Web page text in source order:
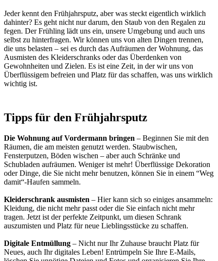
Jeder kennt den Frühjahrsputz, aber was steckt eigentlich wirklich
dahinter? Es geht nicht nur darum, den Staub von den Regalen zu
fegen. Der Frühling lädt uns ein, unsere Umgebung und auch uns
selbst zu hinterfragen. Wir können uns von alten Dingen trennen,
die uns belasten – sei es durch das Aufräumen der Wohnung, das
Ausmisten des Kleiderschranks oder das Überdenken von
Gewohnheiten und Zielen. Es ist eine Zeit, in der wir uns von
Überflüssigem befreien und Platz für das schaffen, was uns wirklich
wichtig ist.
Tipps für den Frühjahrsputz
Die Wohnung auf Vordermann bringen – Beginnen Sie mit den
Räumen, die am meisten genutzt werden. Staubwischen,
Fensterputzen, Böden wischen – aber auch Schränke und
Schubladen aufräumen. Weniger ist mehr! Überflüssige Dekoration
oder Dinge, die Sie nicht mehr benutzen, können Sie in einem “Weg
damit“-Haufen sammeln.
Kleiderschrank ausmisten – Hier kann sich so einiges ansammeln:
Kleidung, die nicht mehr passt oder die Sie einfach nicht mehr
tragen. Jetzt ist der perfekte Zeitpunkt, um diesen Schrank
auszumisten und Platz für neue Lieblingsstücke zu schaffen.
Digitale Entmüllung – Nicht nur Ihr Zuhause braucht Platz für
Neues, auch Ihr digitales Leben! Entrümpeln Sie Ihre E-Mails,